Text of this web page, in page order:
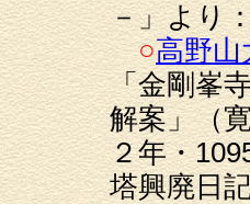
－」より
○高野山
「金剛峯
解案」（
２年・
塔興廃日